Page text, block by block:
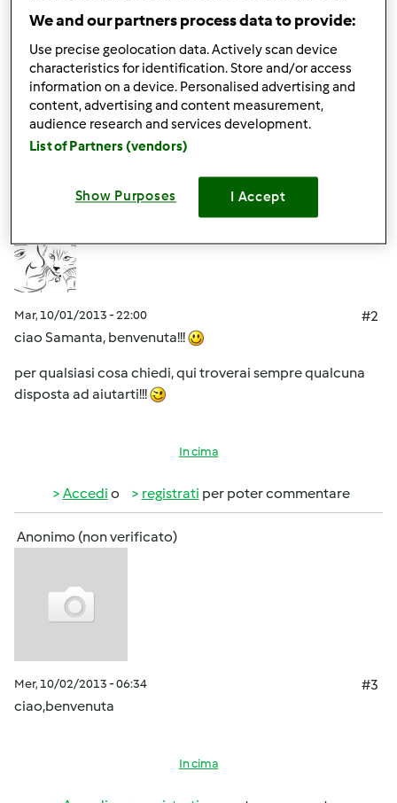
consultarmi con qualcuno e provae tante ricette perchè
voglio sfruttarlo al massimo
Grassieeeee
registratiper poter commentare
Iscritto : 05.12.2008
Mar, 10/01/2013 - 22:00
#2
ciao Samanta, benvenuta!!!
per qualsiasi cosa chiedi, qui troverai sempre qualcuna
disposta ad aiutarti!!!
In cima
Accedi o registrati per poter commentare
Anonimo (non verificato)
Mer, 10/02/2013 - 06:34
#3
ciao,benvenuta
In cima
We and our partners process data to provide:
Use precise geolocation data. Actively scan device
characteristics for identification. Store and/or access
information on a device. Personalised advertising and
content, advertising and content measurement,
audience research and services development.
List of Partners (vendors)
Show Purposes I Accept